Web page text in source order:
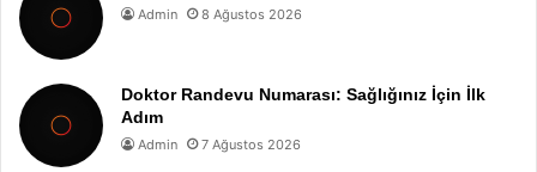
Admin 8 Ağustos 2026
Doktor Randevu Numarası: Sağlığınız İçin İlk
Adım
Admin 7 Ağustos 2026